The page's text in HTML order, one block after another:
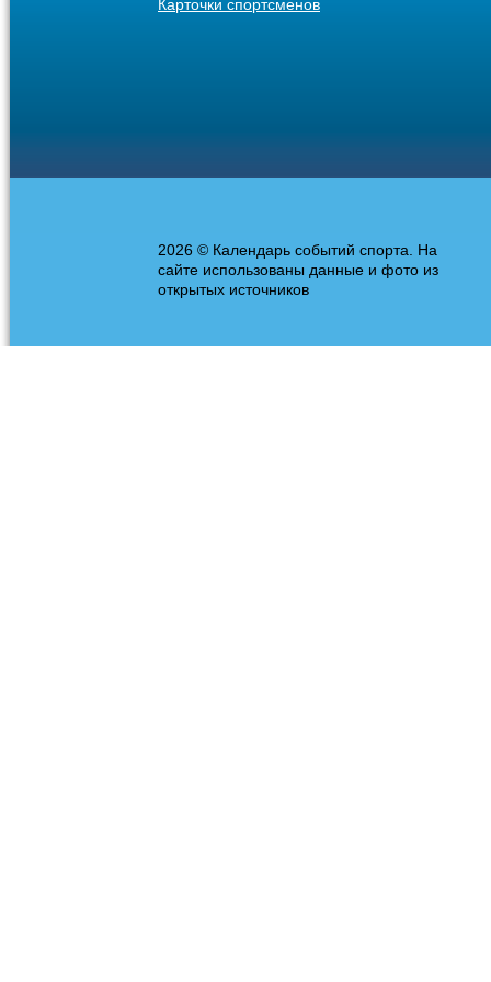
Карточки спортсменов
2026 © Календарь событий спорта. На
сайте использованы данные и фото из
открытых источников